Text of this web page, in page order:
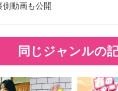
側動画も公開
同じジャンルの